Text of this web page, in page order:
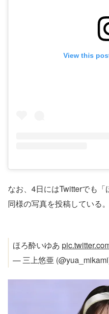
View this
なお、4日にはTwitterでも
同様の写真を投稿している。
ほろ酔いゆあ
— 三上悠亜